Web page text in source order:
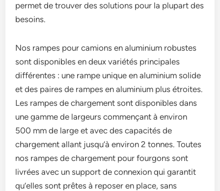
permet de trouver des solutions pour la plupart des
besoins.
Nos rampes pour camions en aluminium robustes
sont disponibles en deux variétés principales
différentes : une rampe unique en aluminium solide
et des paires de rampes en aluminium plus étroites.
Les rampes de chargement sont disponibles dans
une gamme de largeurs commençant à environ
500 mm de large et avec des capacités de
chargement allant jusqu’à environ 2 tonnes. Toutes
nos rampes de chargement pour fourgons sont
livrées avec un support de connexion qui garantit
qu’elles sont prêtes à reposer en place, sans